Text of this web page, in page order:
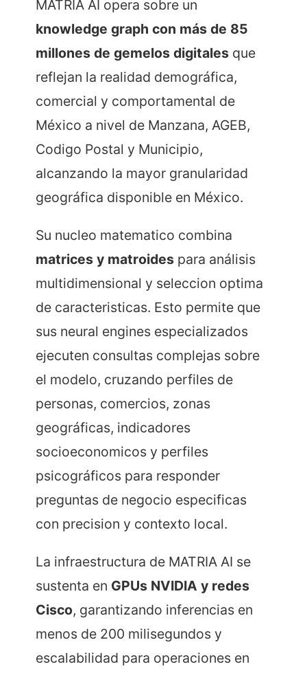
MATRIA AI opera sobre un
knowledge graph con más de 85
millones de gemelos digitales que
reflejan la realidad demográfica,
comercial y comportamental de
México a nivel de Manzana, AGEB,
Codigo Postal y Municipio,
alcanzando la mayor granularidad
geográfica disponible en México.
Su nucleo matematico combina
matrices y matroides para análisis
multidimensional y seleccion optima
de caracteristicas. Esto permite que
sus neural engines especializados
ejecuten consultas complejas sobre
el modelo, cruzando perfiles de
personas, comercios, zonas
geográficas, indicadores
socioeconomicos y perfiles
psicográficos para responder
preguntas de negocio especificas
con precision y contexto local.
La infraestructura de MATRIA AI se
sustenta en GPUs NVIDIA y redes
Cisco, garantizando inferencias en
menos de 200 milisegundos y
escalabilidad para operaciones en